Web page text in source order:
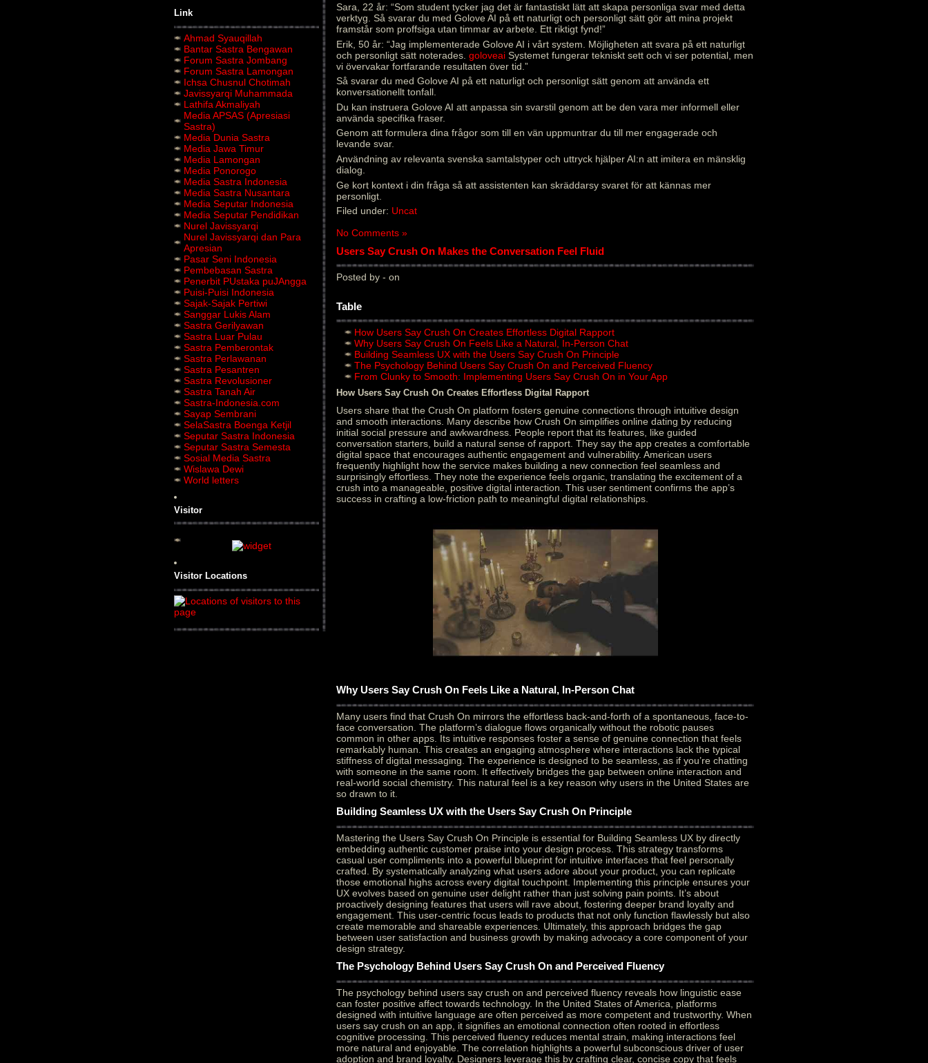
Link
Ahmad Syauqillah
Bantar Sastra Bengawan
Forum Sastra Jombang
Forum Sastra Lamongan
Ichsa Chusnul Chotimah
Javissyarqi Muhammada
Lathifa Akmaliyah
Media APSAS (Apresiasi
Sastra)
Media Dunia Sastra
Media Jawa Timur
Media Lamongan
Media Ponorogo
Media Sastra Indonesia
Media Sastra Nusantara
Media Seputar Indonesia
Media Seputar Pendidikan
Nurel Javissyarqi
Nurel Javissyarqi dan Para
Apresian
Pasar Seni Indonesia
Pembebasan Sastra
Penerbit PUstaka puJAngga
Puisi-Puisi Indonesia
Sajak-Sajak Pertiwi
Sanggar Lukis Alam
Sastra Gerilyawan
Sastra Luar Pulau
Sastra Pemberontak
Sastra Perlawanan
Sastra Pesantren
Sastra Revolusioner
Sastra Tanah Air
Sastra-Indonesia.com
Sayap Sembrani
SelaSastra Boenga Ketjil
Seputar Sastra Indonesia
Seputar Sastra Semesta
Sosial Media Sastra
Wislawa Dewi
World letters
Visitor
Visitor Locations
Sara, 22 år: “Som student tycker jag det är fantastiskt lätt att skapa personliga svar med detta
verktyg. Så svarar du med Golove AI på ett naturligt och personligt sätt gör att mina projekt
framstår som proffsiga utan timmar av arbete. Ett riktigt fynd!”
Erik, 50 år: “Jag implementerade Golove AI i vårt system. Möjligheten att svara på ett naturligt
och personligt sätt noterades.goloveai Systemet fungerar tekniskt sett och vi ser potential, men
vi övervakar fortfarande resultaten över tid.”
Så svarar du med Golove AI på ett naturligt och personligt sätt genom att använda ett
konversationellt tonfall.
Du kan instruera Golove AI att anpassa sin svarstil genom att be den vara mer informell eller
använda specifika fraser.
Genom att formulera dina frågor som till en vän uppmuntrar du till mer engagerade och
levande svar.
Användning av relevanta svenska samtalstyper och uttryck hjälper AI:n att imitera en mänsklig
dialog.
Ge kort kontext i din fråga så att assistenten kan skräddarsy svaret för att kännas mer
personligt.
Filed under: Uncat
No Comments »
Users Say Crush On Makes the Conversation Feel Fluid
Posted by - on
Table
How Users Say Crush On Creates Effortless Digital Rapport
Why Users Say Crush On Feels Like a Natural, In-Person Chat
Building Seamless UX with the Users Say Crush On Principle
The Psychology Behind Users Say Crush On and Perceived Fluency
From Clunky to Smooth: Implementing Users Say Crush On in Your App
How Users Say Crush On Creates Effortless Digital Rapport
Users share that the Crush On platform fosters genuine connections through intuitive design
and smooth interactions. Many describe how Crush On simplifies online dating by reducing
initial social pressure and awkwardness. People report that its features, like guided
conversation starters, build a natural sense of rapport. They say the app creates a comfortable
digital space that encourages authentic engagement and vulnerability. American users
frequently highlight how the service makes building a new connection feel seamless and
surprisingly effortless. They note the experience feels organic, translating the excitement of a
crush into a manageable, positive digital interaction. This user sentiment confirms the app’s
success in crafting a low-friction path to meaningful digital relationships.
Why Users Say Crush On Feels Like a Natural, In-Person Chat
Many users find that Crush On mirrors the effortless back-and-forth of a spontaneous, face-to-
face conversation. The platform’s dialogue flows organically without the robotic pauses
common in other apps. Its intuitive responses foster a sense of genuine connection that feels
remarkably human. This creates an engaging atmosphere where interactions lack the typical
stiffness of digital messaging. The experience is designed to be seamless, as if you’re chatting
with someone in the same room. It effectively bridges the gap between online interaction and
real-world social chemistry. This natural feel is a key reason why users in the United States are
so drawn to it.
Building Seamless UX with the Users Say Crush On Principle
Mastering the Users Say Crush On Principle is essential for Building Seamless UX by directly
embedding authentic customer praise into your design process. This strategy transforms
casual user compliments into a powerful blueprint for intuitive interfaces that feel personally
crafted. By systematically analyzing what users adore about your product, you can replicate
those emotional highs across every digital touchpoint. Implementing this principle ensures your
UX evolves based on genuine user delight rather than just solving pain points. It’s about
proactively designing features that users will rave about, fostering deeper brand loyalty and
engagement. This user-centric focus leads to products that not only function flawlessly but also
create memorable and shareable experiences. Ultimately, this approach bridges the gap
between user satisfaction and business growth by making advocacy a core component of your
design strategy.
The Psychology Behind Users Say Crush On and Perceived Fluency
The psychology behind users say crush on and perceived fluency reveals how linguistic ease
can foster positive affect towards technology. In the United States of America, platforms
designed with intuitive language are often perceived as more competent and trustworthy. When
users say crush on an app, it signifies an emotional connection often rooted in effortless
cognitive processing. This perceived fluency reduces mental strain, making interactions feel
more natural and enjoyable. The correlation highlights a powerful subconscious driver of user
adoption and brand loyalty. Designers leverage this by crafting clear, concise copy that feels